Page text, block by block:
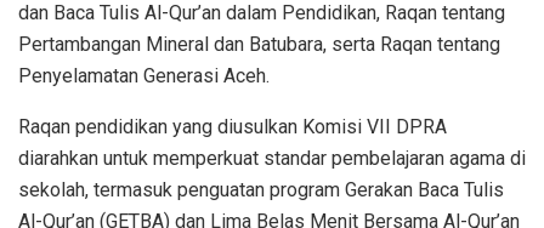
dan Baca Tulis Al-Qur’an dalam Pendidikan, Raqan tentang
Pertambangan Mineral dan Batubara, serta Raqan tentang
Penyelamatan Generasi Aceh.
Raqan pendidikan yang diusulkan Komisi VII DPRA
diarahkan untuk memperkuat standar pembelajaran agama di
sekolah, termasuk penguatan program Gerakan Baca Tulis
Al-Qur’an (GETBA) dan Lima Belas Menit Bersama Al-Qur’an